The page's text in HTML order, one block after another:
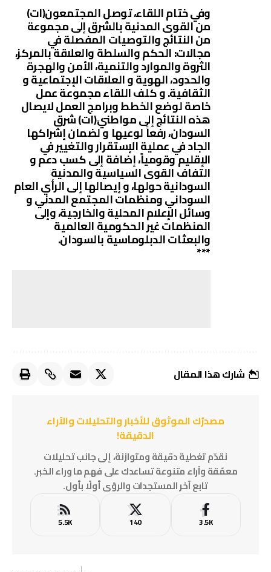
وفي ختام اللقاء، توصل المجتمعون(ات)
من القوى المدنية بالشرق إلى مجموعة
من النتائج والتوصيات المفصلة في
مجالات: الحكم والسلطة والعلاقة بالمركز،
الثروة والموارد والتنمية، الأمن والهجرة
والحدود، الهوية و العلاقات الإجتماعية و
الثقافية. و كلف اللقاء مجموعة عمل
خاصة لوضع الخطط وبرامج العمل لايصال
هذه النتائج إلى مواطنيَ(ات) شرق
السودان، رفعاً لوعيها و لضمان إشراكها
الجاد في عملية الإستقرار والتغيير في
الإقليم وقومياً، إضافة إلى كسب دعم و
التفاف القوى السياسية والمدنية
السودانية حولها، و إيصالها إلى الرأي العام
السوداني ومنظمات المجتمع المدني و
وسائل الإعلام المحلية والخارجية، وإلى
المنظمات غير الحكومية العالمية
والبعثات الدبلوماسية بالسودان.
***
شارك هذا المقال
مصدرُك الموثوق للأخبار والتحليلات والآراء
الدقيقة!
نقدّم تغطية دقيقة ومتوازنة، إلى جانب تحليلات
معمّقة وآراء متنوعة تساعدك على فهم ما وراء الخبر.
تابع آخر المستجدات والرؤى أولًا بأول.
3.5K
140
5.5K